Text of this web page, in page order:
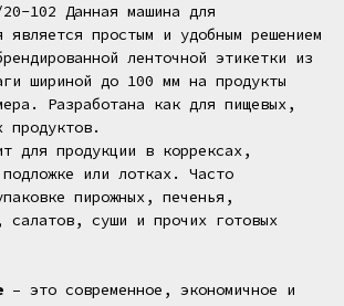
102 Данная машина для
является простым и удобным решением
ленточной этикетки из
шириной до 100 мм на продукты
Разработана как для пищевых,
продуктов.
для продукции в коррексах,
или лотках. Часто
пирожных, печенья,
салатов, суши и прочих готовых
– это современное, экономичное и